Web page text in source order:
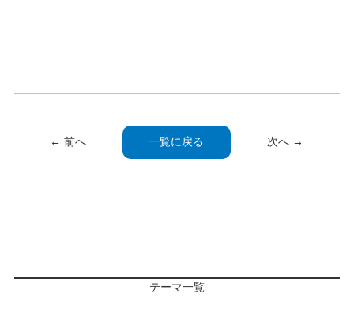
テーマ一覧
← 前へ 一覧に戻る 次へ →